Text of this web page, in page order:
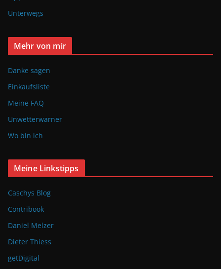
Unterwegs
Mehr von mir
Danke sagen
Einkaufsliste
Meine FAQ
Unwetterwarner
Wo bin ich
Meine Linkstipps
Caschys Blog
Contribook
Daniel Melzer
Dieter Thiess
getDigital